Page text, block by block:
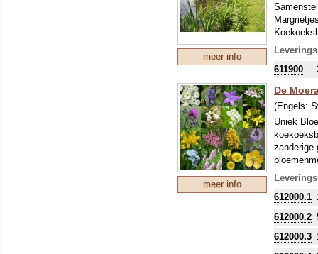
meer info
(eerst
611900
meer info
De
(Engels:
Uniek
zanderige
inheems
(de 32
De 22
Achillea
Ajuga
612000.1
612000.2
612000.3